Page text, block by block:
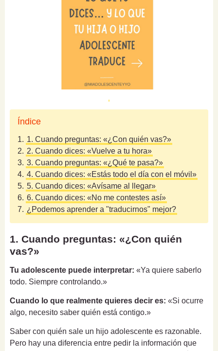
Índice
1. 1. Cuando preguntas: «¿Con quién vas?»
2. 2. Cuando dices: «Vuelve a tu hora»
3. 3. Cuando preguntas: «¿Qué te pasa?»
4. 4. Cuando dices: «Estás todo el día con el móvil»
5. 5. Cuando dices: «Avísame al llegar»
6. 6. Cuando dices: «No me contestes así»
7. ¿Podemos aprender a "traducirnos" mejor?
1. Cuando preguntas: «¿Con quién
vas?»
Tu adolescente puede interpretar: «Ya quiere saberlo
todo. Siempre controlando.»
Cuando lo que realmente quieres decir es: «Si ocurre
algo, necesito saber quién está contigo.»
Saber con quién sale un hijo adolescente es razonable.
Pero hay una diferencia entre pedir la información que